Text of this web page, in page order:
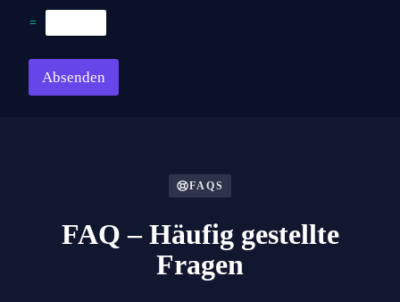
=
Absenden
FAQS
FAQ – Häufig gestellte
Fragen